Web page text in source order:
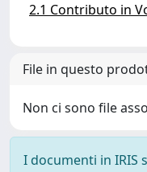
2.1 Contributo in
File in questo
Non ci sono file
I documenti in IRIS